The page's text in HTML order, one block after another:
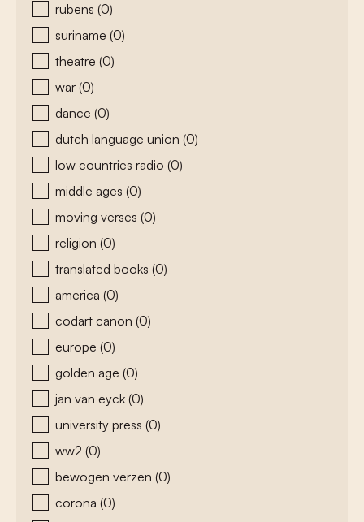
rubens (0)
suriname (0)
theatre (0)
war (0)
dance (0)
dutch language union (0)
low countries radio (0)
middle ages (0)
moving verses (0)
religion (0)
translated books (0)
america (0)
codart canon (0)
europe (0)
golden age (0)
jan van eyck (0)
university press (0)
ww2 (0)
bewogen verzen (0)
corona (0)